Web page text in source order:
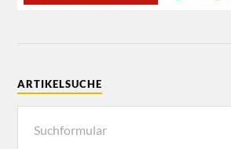
ARTIKELSUCHE